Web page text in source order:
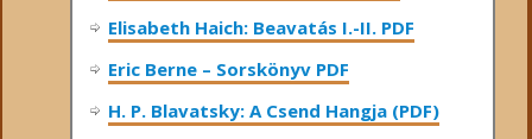
Elisabeth Haich: Beavatás I.-II. PDF
Eric Berne – Sorskönyv PDF
H. P. Blavatsky: A Csend Hangja (PDF)